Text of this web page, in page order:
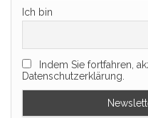
Ich bin
Indem Sie fortfahren,
Datenschutzerklärung.